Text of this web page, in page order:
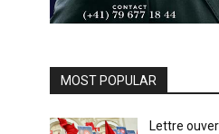
MOST POPULAR
Lettre